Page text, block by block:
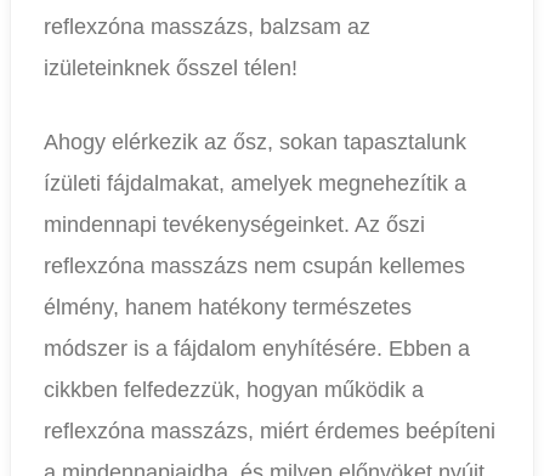
reflexzóna masszázs, balzsam az
izületeinknek ősszel télen!
Ahogy elérkezik az ősz, sokan tapasztalunk
ízületi fájdalmakat, amelyek megnehezítik a
mindennapi tevékenységeinket. Az őszi
reflexzóna masszázs nem csupán kellemes
élmény, hanem hatékony természetes
módszer is a fájdalom enyhítésére. Ebben a
cikkben felfedezzük, hogyan működik a
reflexzóna masszázs, miért érdemes beépíteni